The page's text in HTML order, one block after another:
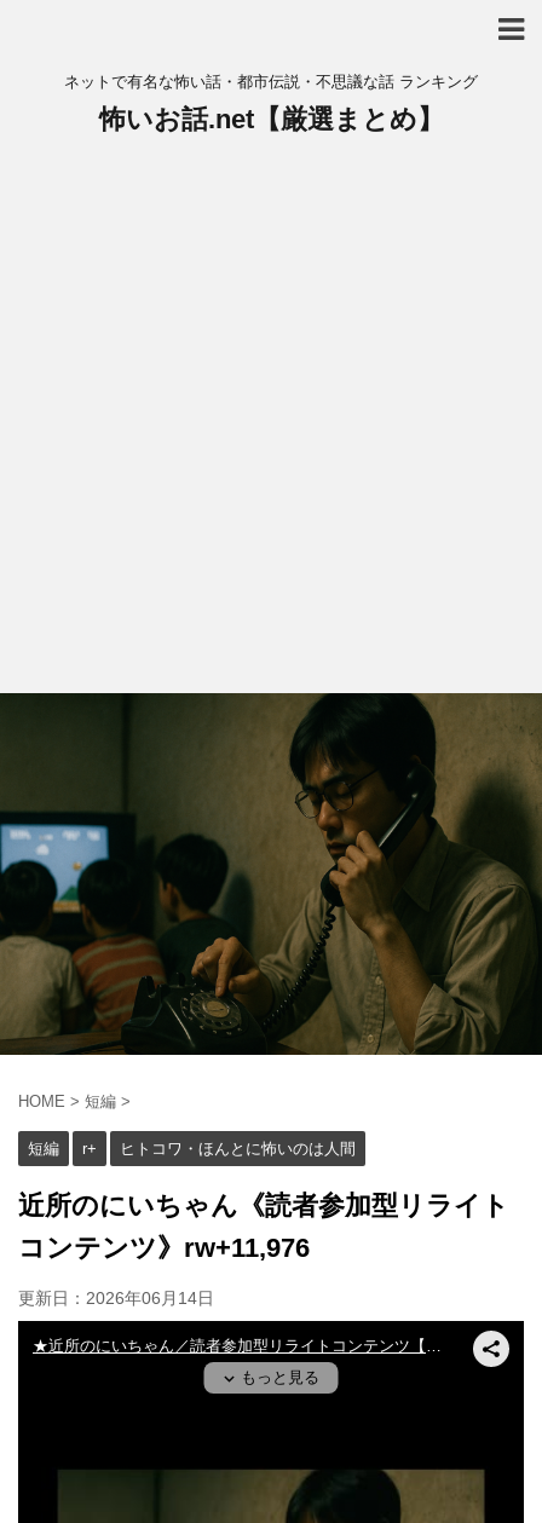
ネットで有名な怖い話・都市伝説・不思議な話 ランキング
怖いお話.net【厳選まとめ】
HOME > 短編 >
短編 r+ ヒトコワ・ほんとに怖いのは人間
近所のにいちゃん《読者参加型リライト
コンテンツ》rw+11,976
更新日： 2026年06月14日